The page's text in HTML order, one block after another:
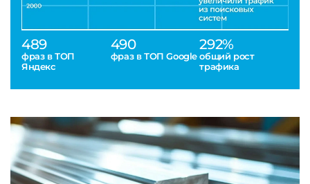
489
фраз в ТОП
Яндекс
490
фраз в ТОП Google
292%
общий рост
трафика